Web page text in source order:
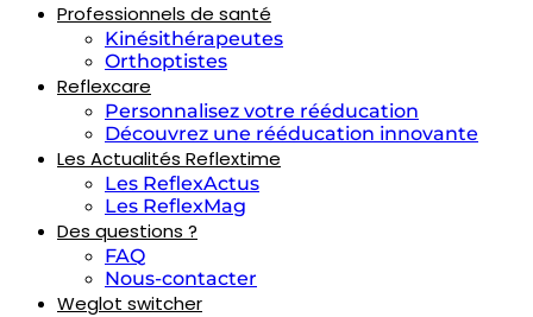
Professionnels de santé
Kinésithérapeutes
Orthoptistes
Reflexcare
Personnalisez votre rééducation
Découvrez une rééducation innovante
Les Actualités Reflextime
Les ReflexActus
Les ReflexMag
Des questions ?
FAQ
Nous-contacter
Weglot switcher